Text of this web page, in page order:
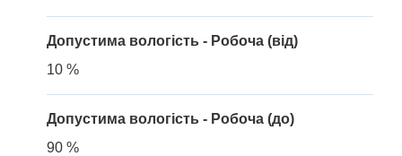
Допустима вологість - Робоча (від)
10 %
Допустима вологість - Робоча (до)
90 %